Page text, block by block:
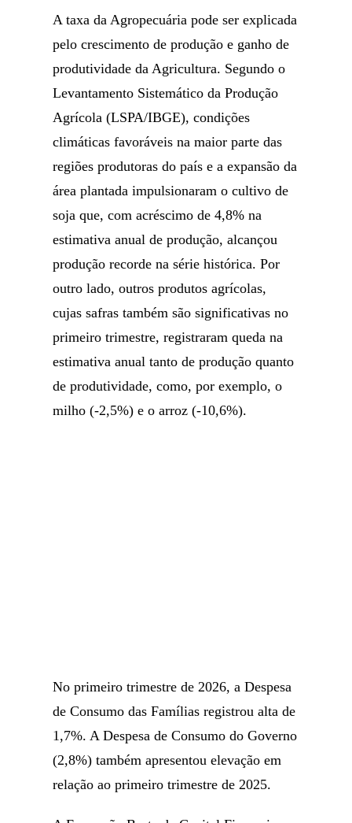
A taxa da Agropecuária pode ser explicada
pelo crescimento de produção e ganho de
produtividade da Agricultura. Segundo o
Levantamento Sistemático da Produção
Agrícola (LSPA/IBGE), condições
climáticas favoráveis na maior parte das
regiões produtoras do país e a expansão da
área plantada impulsionaram o cultivo de
soja que, com acréscimo de 4,8% na
estimativa anual de produção, alcançou
produção recorde na série histórica. Por
outro lado, outros produtos agrícolas,
cujas safras também são significativas no
primeiro trimestre, registraram queda na
estimativa anual tanto de produção quanto
de produtividade, como, por exemplo, o
milho (-2,5%) e o arroz (-10,6%).
No primeiro trimestre de 2026, a Despesa
de Consumo das Famílias registrou alta de
1,7%. A Despesa de Consumo do Governo
(2,8%) também apresentou elevação em
relação ao primeiro trimestre de 2025.